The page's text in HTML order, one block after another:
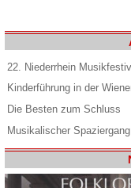
22. Niederrhein
Kinderführung in der
Die Besten zum Schluss
Musikalischer